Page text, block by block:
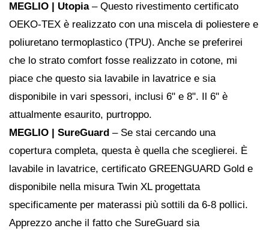
MEGLIO | Utopia– Questo rivestimento certificato
OEKO-TEX è realizzato con una miscela di poliestere e
poliuretano termoplastico (TPU). Anche se preferirei
che lo strato comfort fosse realizzato in cotone, mi
piace che questo sia lavabile in lavatrice e sia
disponibile in vari spessori, inclusi 6" e 8". Il 6" è
attualmente esaurito, purtroppo.
MEGLIO | SureGuard – Se stai cercando una
copertura completa, questa è quella che sceglierei. È
lavabile in lavatrice, certificato GREENGUARD Gold e
disponibile nella misura Twin XL progettata
specificamente per materassi più sottili da 6-8 pollici.
Apprezzo anche il fatto che SureGuard sia